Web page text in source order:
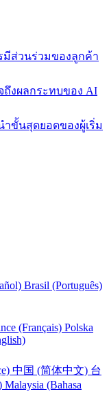
มีส่วนร่วมของลูกค้า
ถึงผลกระทบของ AI
ขั้นสุดยอดของผู้เริ่ม
Brasil (Português)
(Français) Polska
中国 (简体中文) 台
Malaysia (Bahasa